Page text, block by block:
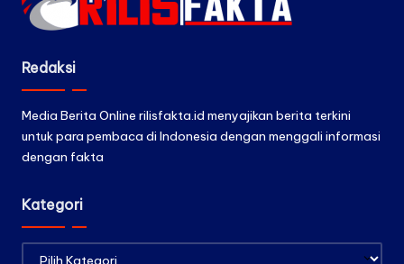
Redaksi
Media Berita Online rilisfakta.id menyajikan berita terkini
untuk para pembaca di Indonesia dengan menggali informasi
dengan fakta
Kategori